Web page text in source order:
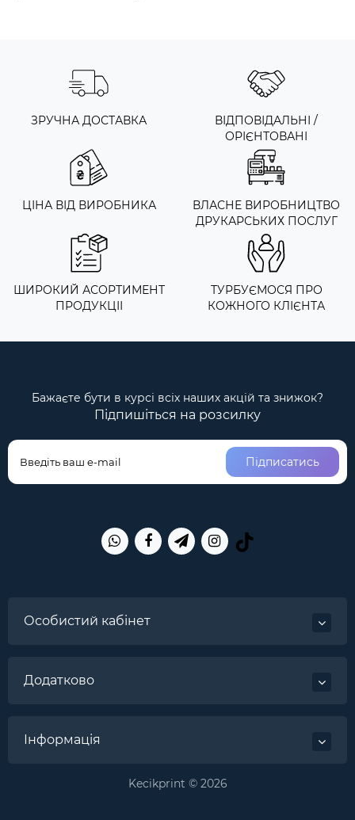
ЗРУЧНА ДОСТАВКА
ВІДПОВІДАЛЬНІ /
ОРІЄНТОВАНІ
ЦІНА ВІД ВИРОБНИКА
ВЛАСНЕ ВИРОБНИЦТВО
ДРУКАРСЬКИХ ПОСЛУГ
ШИРОКИЙ АСОРТИМЕНТ
ПРОДУКЦІІ
ТУРБУЄМОСЯ ПРО
КОЖНОГО КЛІЄНТА
Бажаєте бути в курсі всіх наших акцій та знижок?
Підпишіться на розсилку
Підписатись
Особистий кабінет
Додатково
Інформація
Kecikprint © 2026